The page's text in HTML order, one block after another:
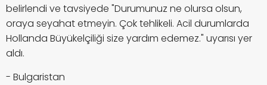
belirlendi ve tavsiyede "Durumunuz ne olursa olsun,
oraya seyahat etmeyin. Çok tehlikeli. Acil durumlarda
Hollanda Büyükelçiliği size yardım edemez." uyarısı yer
aldı.
- Bulgaristan